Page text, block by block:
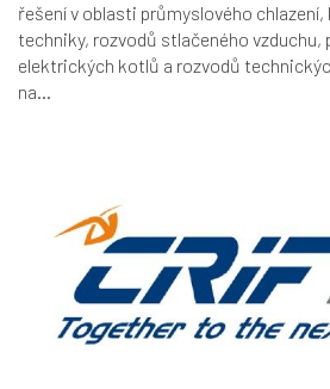
řešení v oblasti průmyslového
techniky, rozvodů stlačeného vzduchu,
elektrických kotlů a rozvodů
na...